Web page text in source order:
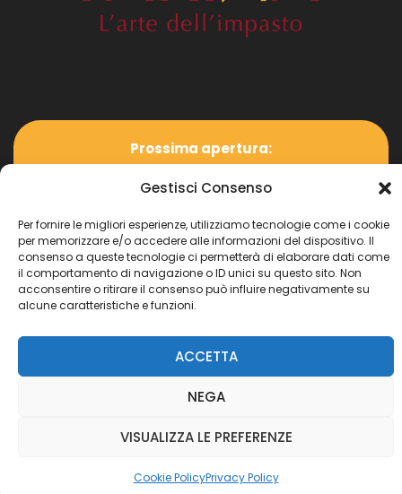
Gestisci Consenso
Per fornire le migliori esperienze, utilizziamo tecnologie come i cookie
per memorizzare e/o accedere alle informazioni del dispositivo. Il
consenso a queste tecnologie ci permetterà di elaborare dati come
il comportamento di navigazione o ID unici su questo sito. Non
acconsentire o ritirare il consenso può influire negativamente su
alcune caratteristiche e funzioni.
ACCETTA
NEGA
VISUALIZZA LE PREFERENZE
Cookie PolicyPrivacy Policy
Prossima apertura:
Coming soon
Copyright© ARTE BIANCA LAB SAS Dl CAMPANELLA